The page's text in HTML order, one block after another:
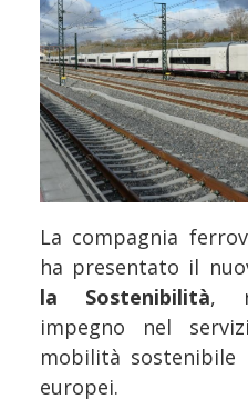
La compagnia
ha presentato il
la Sostenibilità,
impegno nel
mobilità sostenibile
europei.